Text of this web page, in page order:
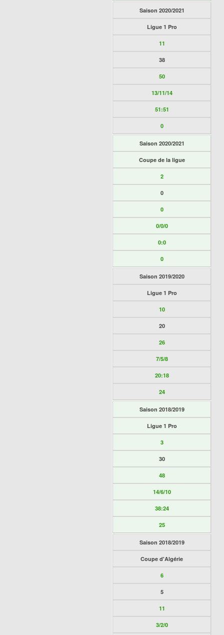
Saison 2020/2021
Ligue 1 Pro
11
38
50
13/11/14
51:51
0
Saison 2020/2021
Coupe de la ligue
2
0
0
0/0/0
0:0
0
Saison 2019/2020
Ligue 1 Pro
10
20
26
7/5/8
20:18
24
Saison 2018/2019
Ligue 1 Pro
3
30
48
14/6/10
38:24
25
Saison 2018/2019
Coupe d'Algérie
6
5
11
3/2/0